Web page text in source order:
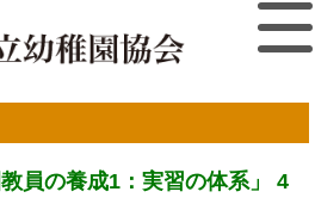
員の養成1：実習の体系」 4